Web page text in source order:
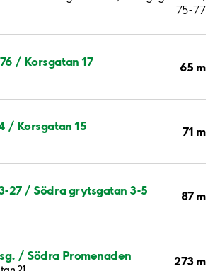
75-77
/ Korsgatan 17 65 m
/ Korsgatan 15 71 m
27 / Södra grytsgatan 3-5 87 m
/ Södra Promenaden 273 m